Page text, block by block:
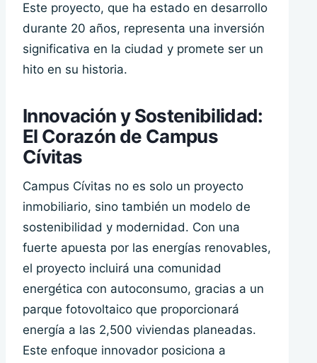
Este proyecto, que ha estado en desarrollo
durante 20 años, representa una inversión
significativa en la ciudad y promete ser un
hito en su historia.
Innovación y Sostenibilidad:
El Corazón de Campus
Cívitas
Campus Cívitas no es solo un proyecto
inmobiliario, sino también un modelo de
sostenibilidad y modernidad. Con una
fuerte apuesta por las energías renovables,
el proyecto incluirá una comunidad
energética con autoconsumo, gracias a un
parque fotovoltaico que proporcionará
energía a las 2,500 viviendas planeadas.
Este enfoque innovador posiciona a